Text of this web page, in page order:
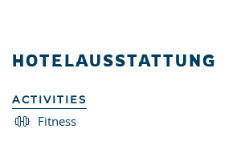
HOTELAUSSTATTUNG
ACTIVITIES
Fitness